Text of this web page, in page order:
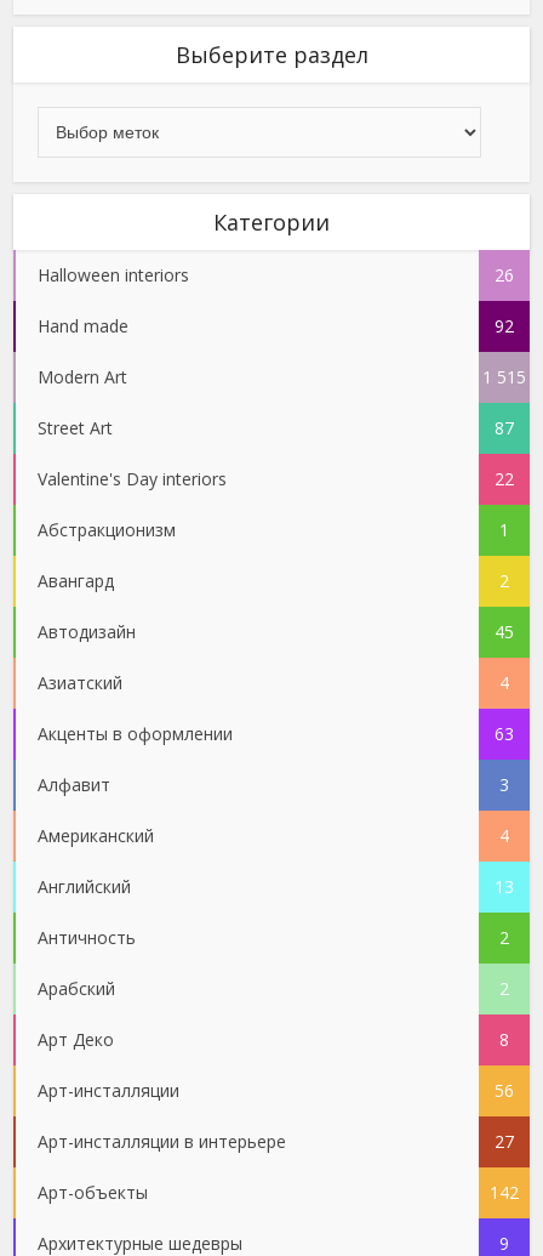
Выберите раздел
Категории
Halloween interiors 26
Hand made 92
Modern Art 1 515
Street Art 87
Valentine's Day interiors 22
Абстракционизм 1
Авангард 2
Автодизайн 45
Азиатский 4
Акценты в оформлении 63
Алфавит 3
Американский 4
Английский 13
Античность 2
Арабский 2
Арт Деко 8
Арт-инсталляции 56
Арт-инсталляции в интерьере 27
Арт-объекты 142
Архитектурные шедевры 9